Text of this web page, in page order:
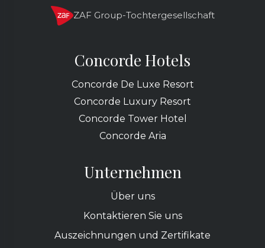
ZAF Group-Tochtergesellschaft
Concorde Hotels
Concorde De Luxe Resort
Concorde Luxury Resort
Concorde Tower Hotel
Concorde Aria
Unternehmen
Über uns
Kontaktieren Sie uns
Auszeichnungen und Zertifikate